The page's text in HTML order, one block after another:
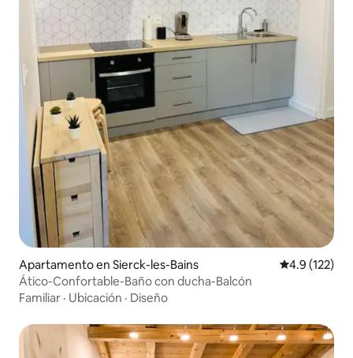
Apartamento en Sierck-les-Bains Calificación
4.9 (122)
Ático-Confortable-Baño con ducha-Balcón
Familiar · Ubicación · Diseño